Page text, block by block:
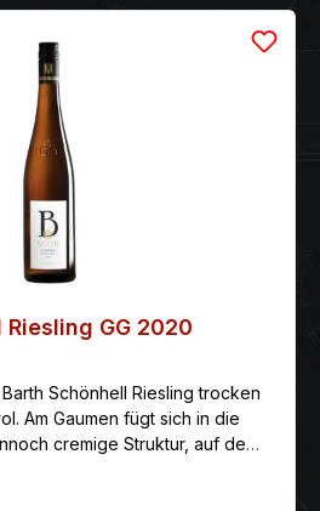
GG 2020
Schönhell Riesling trocken
Am Gaumen fügt sich in die
cremige Struktur, auf der
aufeinandertreffen. Der
seiner ersten Verspieltheit, um